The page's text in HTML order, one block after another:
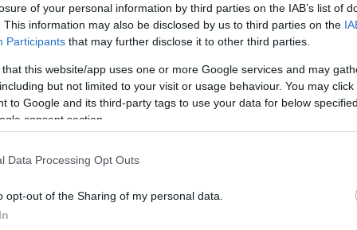
of your personal information by third parties on the IAB’s list of
This information may also be disclosed by us to third parties on the
Participants that may further disclose it to other third parties.
that this website/app uses one or more Google services and may
but not limited to your visit or usage behaviour. You may
to Google and its third-party tags to use your data for below
consent section.
Data Processing Opt Outs
opt-out of the Sharing of my personal data.
θαλάσσια και παραθαλάσσια καταιγίδες.
ισχυρά, στην κεντρική Μακεδονία μέχρι
ανατολική Μακεδονία και τη Θράκη από
Χιόνια θα πέσουν στα ορεινά.
Από το μεσημέρι στη δυτική και την
4-6 μποφόρ.